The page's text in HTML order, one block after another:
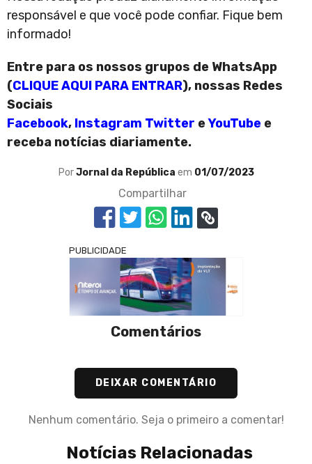
responsável e que você pode confiar. Fique bem
informado!
Entre para os nossos grupos de WhatsApp
(CLIQUE AQUI PARA ENTRAR), nossas Redes
Sociais
Facebook, Instagram Twitter eYouTube e
receba notícias diariamente.
PorJornal da República em 01/07/2023
Compartilhar
PUBLICIDADE
Comentários
DEIXAR COMENTÁRIO
Nenhum comentário. Seja o primeiro a comentar!
Notícias Relacionadas